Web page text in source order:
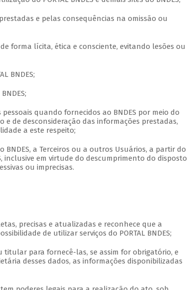
e pelas consequências na omissão ou
forma lícita, ética e consciente, evitando lesões ou
BNDES;
quando fornecidos ao BNDES por meio do
e de desconsideração das informações prestadas,
a este respeito;
a Terceiros ou a outros Usuários, a partir do
inclusive em virtude do descumprimento do disposto
ou imprecisas.
precisas e atualizadas e reconhece que a
de utilizar serviços do PORTAL BNDES;
para fornecê-las, se assim for obrigatório, e
desses dados, as informações disponibilizadas